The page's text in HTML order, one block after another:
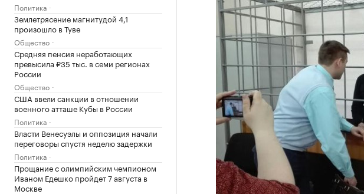
Политика
Землетрясение магнитудой 4,1
произошло в Туве
Общество
Средняя пенсия неработающих
превысила ₽35 тыс. в семи регионах
России
Общество
США ввели санкции в отношении
военного атташе Кубы в России
Политика
Власти Венесуэлы и оппозиция начали
переговоры спустя неделю задержки
Политика
Прощание с олимпийским чемпионом
Иваном Едешко пройдет 7 августа в
Москве